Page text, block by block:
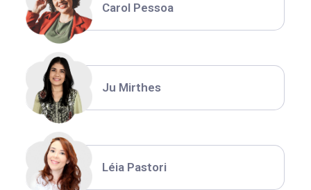
Carol Pessoa
Ju Mirthes
Léia Pastori